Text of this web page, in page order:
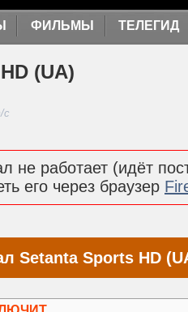
ФИЛЬМЫ ТЕЛЕГИД
(UA)
с
не работает (идёт
его через браузер
Setanta Sports HD